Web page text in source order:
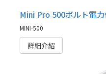
Mini Pro 500ボルト電
MINI-500
詳細介紹